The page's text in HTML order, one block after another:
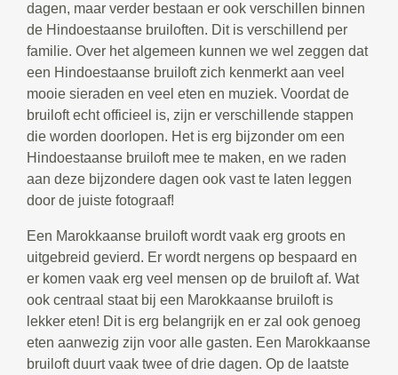
dagen, maar verder bestaan er ook verschillen binnen
de Hindoestaanse bruiloften. Dit is verschillend per
familie. Over het algemeen kunnen we wel zeggen dat
een Hindoestaanse bruiloft zich kenmerkt aan veel
mooie sieraden en veel eten en muziek. Voordat de
bruiloft echt officieel is, zijn er verschillende stappen
die worden doorlopen. Het is erg bijzonder om een
Hindoestaanse bruiloft mee te maken, en we raden
aan deze bijzondere dagen ook vast te laten leggen
door de juiste fotograaf!
Een Marokkaanse bruiloft wordt vaak erg groots en
uitgebreid gevierd. Er wordt nergens op bespaard en
er komen vaak erg veel mensen op de bruiloft af. Wat
ook centraal staat bij een Marokkaanse bruiloft is
lekker eten! Dit is erg belangrijk en er zal ook genoeg
eten aanwezig zijn voor alle gasten. Een Marokkaanse
bruiloft duurt vaak twee of drie dagen. Op de laatste